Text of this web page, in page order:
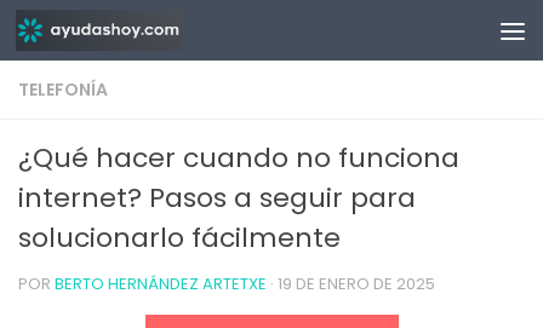
Saltar al contenido
TELEFONÍA
¿Qué hacer cuando no funciona
internet? Pasos a seguir para
solucionarlo fácilmente
POR BERTO HERNÁNDEZ ARTETXE · 19 DE ENERO DE 2025